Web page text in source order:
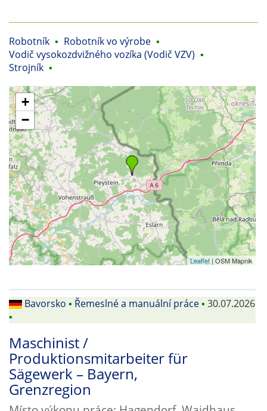
Robotník ▪ Robotník vo výrobe ▪
Vodič vysokozdvižného vozíka (Vodič VZV) ▪
Strojník ▪
+
−
Leaflet| OSM Mapnik
Bavorsko ▪ Řemeslné a manuální práce▪ 30.07.2026
▪
Maschinist /
Produktionsmitarbeiter für
Sägewerk – Bayern,
Grenzregion